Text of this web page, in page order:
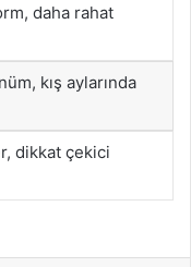
daha rahat
kış aylarında
dikkat çekici